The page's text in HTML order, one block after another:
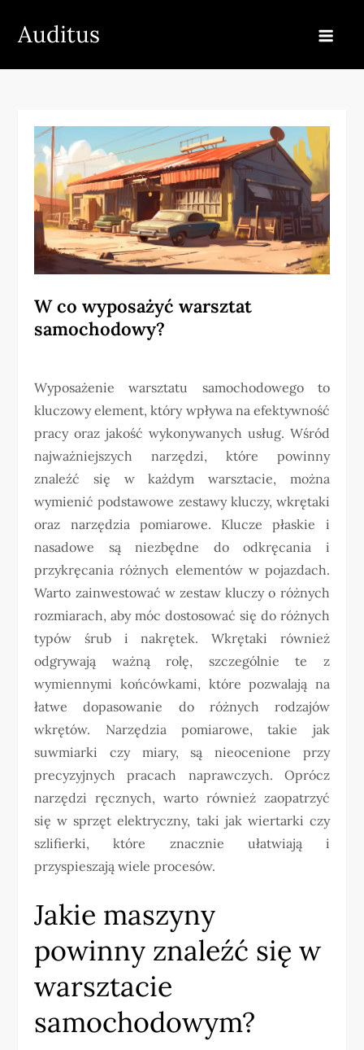
Auditus
W co wyposażyć warsztat
samochodowy?
Wyposażenie warsztatu samochodowego to
kluczowy element, który wpływa na efektywność
pracy oraz jakość wykonywanych usług. Wśród
najważniejszych narzędzi, które powinny
znaleźć się w każdym warsztacie, można
wymienić podstawowe zestawy kluczy, wkrętaki
oraz narzędzia pomiarowe. Klucze płaskie i
nasadowe są niezbędne do odkręcania i
przykręcania różnych elementów w pojazdach.
Warto zainwestować w zestaw kluczy o różnych
rozmiarach, aby móc dostosować się do różnych
typów śrub i nakrętek. Wkrętaki również
odgrywają ważną rolę, szczególnie te z
wymiennymi końcówkami, które pozwalają na
łatwe dopasowanie do różnych rodzajów
wkrętów. Narzędzia pomiarowe, takie jak
suwmiarki czy miary, są nieocenione przy
precyzyjnych pracach naprawczych. Oprócz
narzędzi ręcznych, warto również zaopatrzyć
się w sprzęt elektryczny, taki jak wiertarki czy
szlifierki, które znacznie ułatwiają i
przyspieszają wiele procesów.
Jakie maszyny
powinny znaleźć się w
warsztacie
samochodowym?